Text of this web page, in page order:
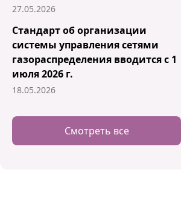
27.05.2026
Стандарт об организации
системы управления сетями
газораспределения вводится с 1
июля 2026 г.
18.05.2026
Смотреть все